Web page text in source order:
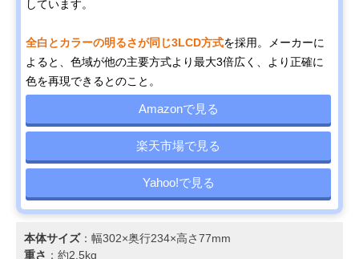
しています。
全白とカラーの明るさが同じ3LCD方式を採用。メーカーに
よると、色域が他の主要方式より最大3倍広く、より正確に
色を再現できるとのこと。
Amazonで見る
楽天市場で見る
Yahoo!で見る
本体サイズ：幅302×奥行234×高さ77mm
重さ ：‎約2.5kg